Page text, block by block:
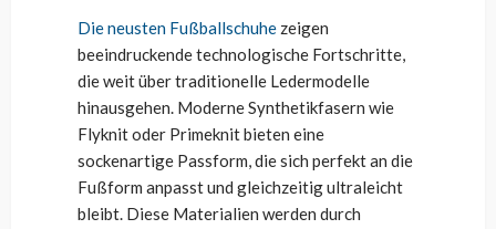
Die neusten Fußballschuhe zeigen
beeindruckende technologische Fortschritte,
die weit über traditionelle Ledermodelle
hinausgehen. Moderne Synthetikfasern wie
Flyknit oder Primeknit bieten eine
sockenartige Passform, die sich perfekt an die
Fußform anpasst und gleichzeitig ultraleicht
bleibt. Diese Materialien werden durch